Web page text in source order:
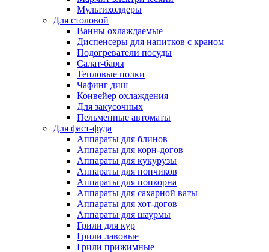
Мультихолдеры
Для столовой
Ванны охлаждаемые
Диспенсеры для напитков с краном
Подогреватели посуды
Салат-бары
Тепловые полки
Чафинг диш
Конвейер охлаждения
Для закусочных
Пельменные автоматы
Для фаст-фуда
Аппараты для блинов
Аппараты для корн-догов
Аппараты для кукурузы
Аппараты для пончиков
Аппараты для попкорна
Аппараты для сахарной ваты
Аппараты для хот-догов
Аппараты для шаурмы
Грили для кур
Грили лавовые
Грили прижимные